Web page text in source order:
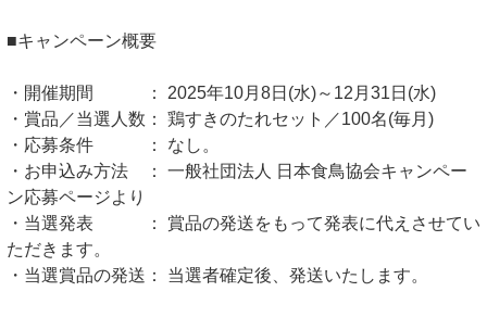
■キャンペーン概要
・開催期間 ： 2025年10月8日(水)～12月31日(水)
・賞品／当選人数： 鶏すきのたれセット／100名(毎月)
・応募条件 ： なし。
・お申込み方法 ： 一般社団法人 日本食鳥協会キャンペー
ン応募ページより
・当選発表 ： 賞品の発送をもって発表に代えさせてい
ただきます。
・当選賞品の発送： 当選者確定後、発送いたします。